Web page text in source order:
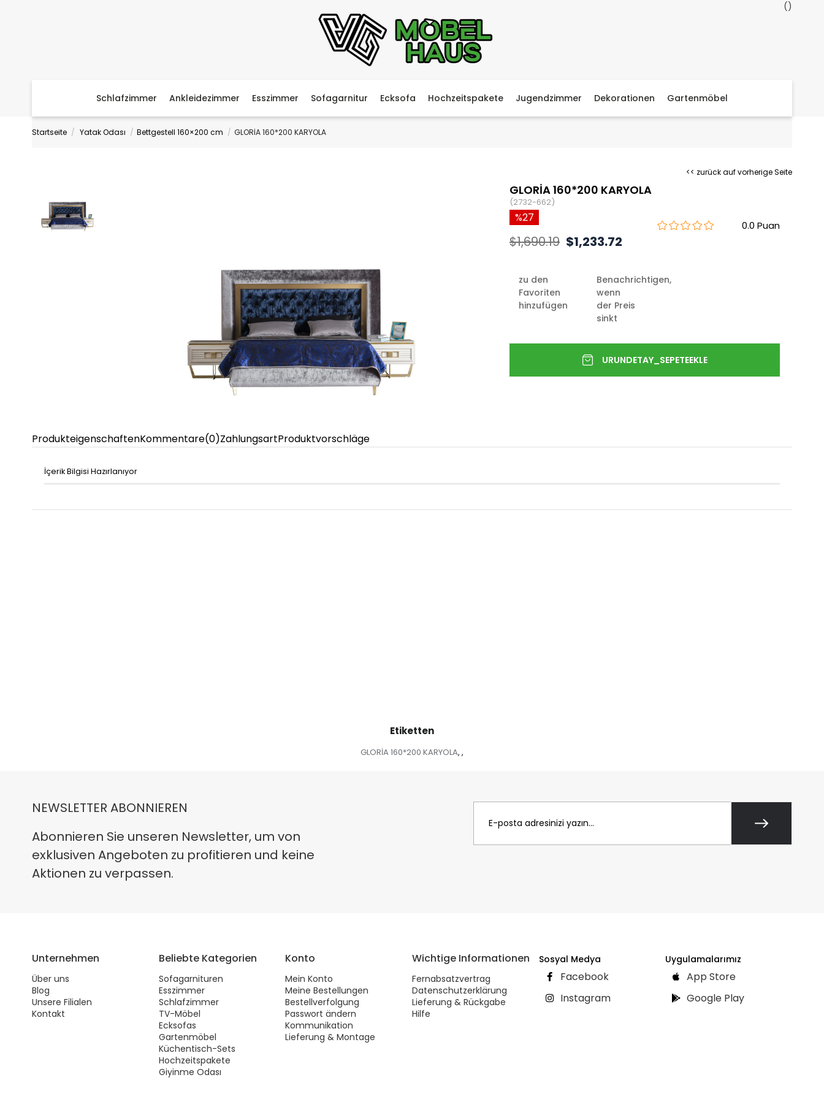
Schlafzimmer Ankleidezimmer Esszimmer Sofagarnitur Ecksofa Hochzeitspakete Jugendzimmer Dekorationen Gartenmöbel
Startseite Yatak Odası Bettgestell 160×200 cm GLORİA 160*200 KARYOLA
<< zurück auf vorherige Seite
GLORİA 160*200 KARYOLA
(2732-662)
0.0
27
$1,690.19 $1,233.72
zu den
Favoriten
hinzufügen
Benachrichtigen,
wenn
der Preis
sinkt
ProdukteigenschaftenKommentare(0)ZahlungsartProduktvorschläge
İçerik Bilgisi Hazırlanıyor
Etiketten
GLORİA 160*200 KARYOLA, ,
NEWSLETTER ABONNIEREN
Abonnieren Sie unseren Newsletter, um von
exklusiven Angeboten zu profitieren und keine
Aktionen zu verpassen.
Unternehmen
Über uns
Blog
Unsere Filialen
Kontakt
Beliebte Kategorien
Sofagarnituren
Esszimmer
Schlafzimmer
TV-Möbel
Ecksofas
Gartenmöbel
Küchentisch-Sets
Hochzeitspakete
Giyinme Odası
Konto
Mein Konto
Meine Bestellungen
Bestellverfolgung
Passwort ändern
Kommunikation
Lieferung & Montage
Wichtige Informationen
Fernabsatzvertrag
Datenschutzerklärung
Lieferung & Rückgabe
Hilfe
Sosyal Medya
Facebook
Instagram
Uygulamalarımız
App Store
Google Play